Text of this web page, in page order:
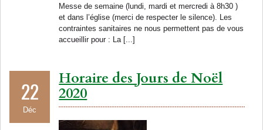
Messe de semaine (lundi, mardi et mercredi à 8h30 )
et dans l’église (merci de respecter le silence). Les
contraintes sanitaires ne nous permettent pas de vous
accueillir pour : La [...]
22
Déc
Horaire des Jours de Noël
2020